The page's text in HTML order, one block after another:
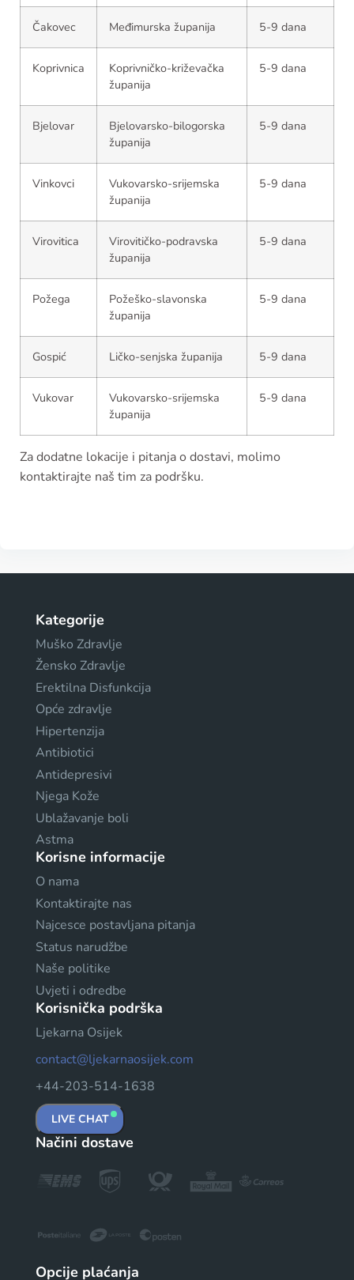
Čakovec Međimurska županija 5-9 dana
Koprivnica
Koprivničko-križevačka
županija
5-9 dana
Bjelovar
Bjelovarsko-bilogorska
županija
5-9 dana
Vinkovci
Vukovarsko-srijemska
županija
5-9 dana
Virovitica
Virovitičko-podravska
županija
5-9 dana
Požega
Požeško-slavonska
županija
5-9 dana
Gospić Ličko-senjska županija 5-9 dana
Vukovar
Vukovarsko-srijemska
županija
5-9 dana
Za dodatne lokacije i pitanja o dostavi, molimo
kontaktirajte naš tim za podršku.
Kategorije
Muško Zdravlje
Žensko Zdravlje
Erektilna Disfunkcija
Opće zdravlje
Hipertenzija
Antibiotici
Antidepresivi
Njega Kože
Ublažavanje boli
Astma
Korisne informacije
O nama
Kontaktirajte nas
Najcesce postavljana pitanja
Status narudžbe
Naše politike
Uvjeti i odredbe
Korisnička podrška
Ljekarna Osijek
contact@ljekarnaosijek.com
+44-203-514-1638
LIVE CHAT
Načini dostave
Opcije plaćanja